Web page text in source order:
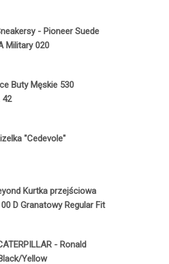
- Pioneer Suede
Military 020
Buty Męskie 530
42
"Cedevole"
Kurtka przejściowa
D Granatowy Regular Fit
- Ronald
Yellow